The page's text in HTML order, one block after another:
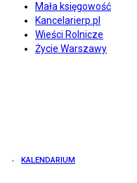
Mała księgowość
Kancelarierp.pl
Wieści Rolnicze
Życie Warszawy
KALENDARIUM